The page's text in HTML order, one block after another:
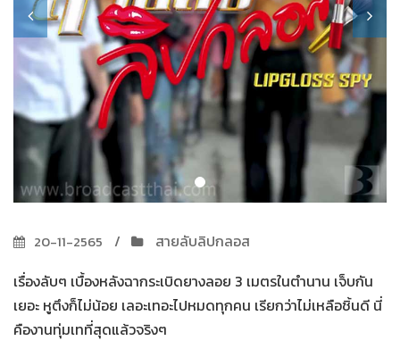
20-11-2565
สายลับลิปกลอส
เรื่องลับๆ เบื้องหลังฉากระเบิดยางลอย 3 เมตรในตำนาน เจ็บกัน
เยอะ หูตึงก็ไม่น้อย เลอะเทอะไปหมดทุกคน เรียกว่าไม่เหลือชิ้นดี นี่
คืองานทุ่มเทที่สุดแล้วจริงๆ